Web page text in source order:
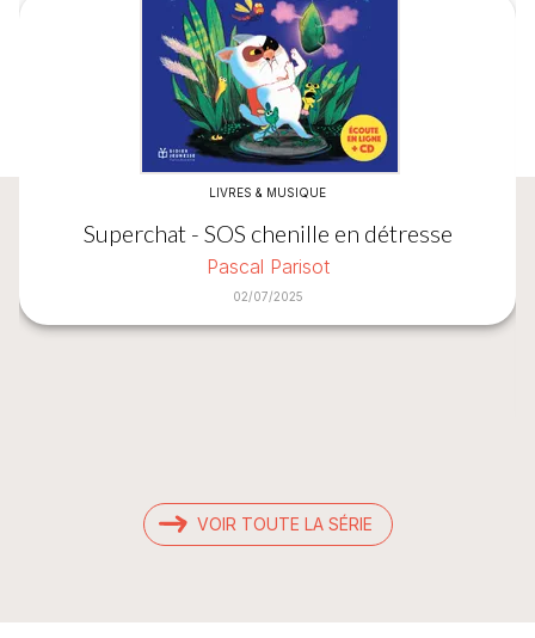
LIVRES & MUSIQUE
Superchat - SOS chenille en détresse
Pascal Parisot
02/07/2025
VOIR TOUTE LA SÉRIE